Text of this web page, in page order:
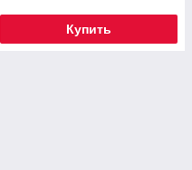
Купить